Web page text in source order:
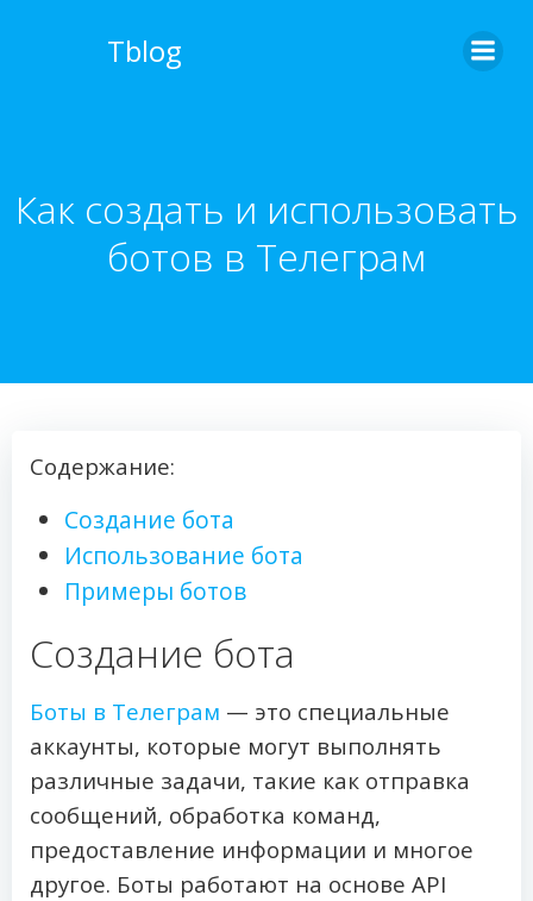
Tblog
Как создать и использовать
ботов в Телеграм
Содержание:
Создание бота
Использование бота
Примеры ботов
Создание бота
Боты в Телеграм — это специальные
аккаунты, которые могут выполнять
различные задачи, такие как отправка
сообщений, обработка команд,
предоставление информации и многое
другое. Боты работают на основе API